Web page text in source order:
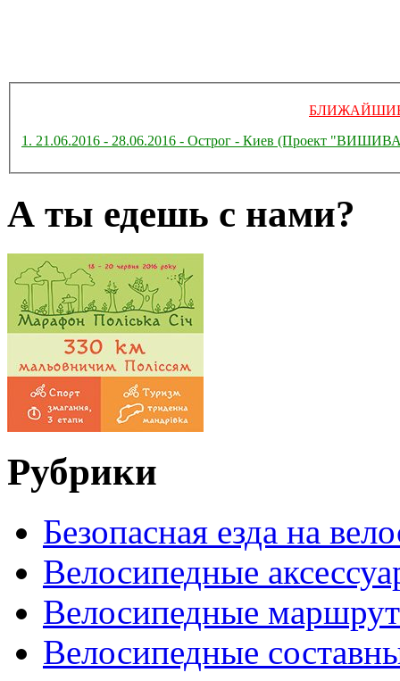
1. 21.06.2016 - 28.06.2016 - Острог - Киев (Проект
А ты едешь с нами?
Рубрики
Безопасная езда на
Велосипедные
Велосипедные
Велосипедные